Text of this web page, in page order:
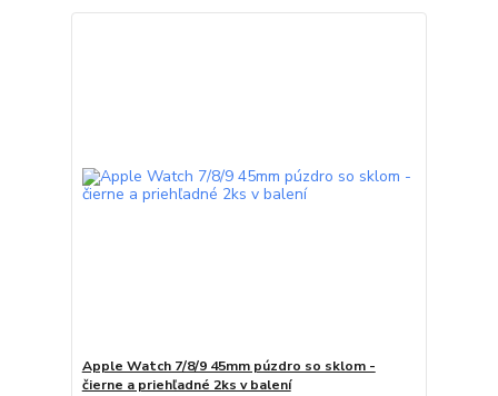
Apple Watch 7/8/9 45mm púzdro so sklom -
čierne a priehľadné 2ks v balení